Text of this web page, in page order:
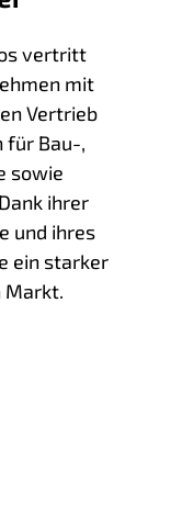
vertritt
mit
Vertrieb
für Bau-,
sowie
ihrer
und ihres
ein starker
Markt.